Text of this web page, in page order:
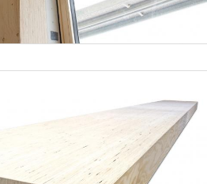
dalla presenza degli strati
appoggio puntuale
installazione senza ricorrere a
disposizioni tecniche del Direttore
conformandosi nella loro
le prescrizioni contenute
d'appalto.
il pretrattamento con due mani